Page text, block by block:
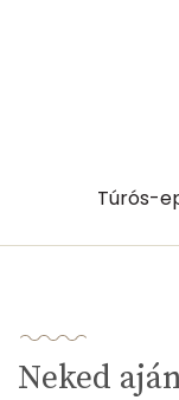
Túrós-
Neked